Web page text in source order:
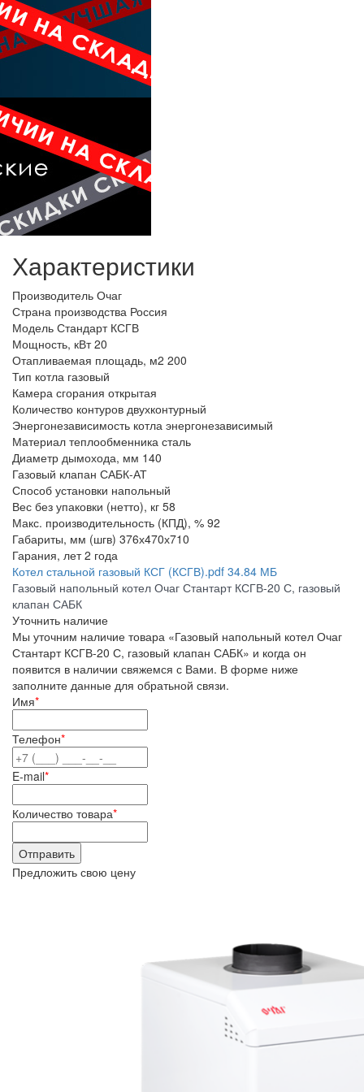
Характеристики
Производитель Очаг
Страна производства Россия
Модель Стандарт КСГВ
Мощность, кВт 20
Отапливаемая площадь, м2 200
Тип котла газовый
Камера сгорания открытая
Количество контуров двухконтурный
Энергонезависимость котла энергонезависимый
Материал теплообменника сталь
Диаметр дымохода, мм 140
Газовый клапан САБК-АТ
Способ установки напольный
Вес без упаковки (нетто), кг 58
Макс. производительность (КПД), % 92
Габариты, мм (шгв) 376х470х710
Гарания, лет 2 года
Котел стальной газовый КСГ (КСГВ).pdf 34.84 МБ
Газовый напольный котел Очаг Стантарт КСГВ-20 С, газовый
клапан САБК
Уточнить наличие
Мы уточним наличие товара «Газовый напольный котел Очаг
Стантарт КСГВ-20 С, газовый клапан САБК» и когда он
появится в наличии свяжемся с Вами. В форме ниже
заполните данные для обратьной связи.
Имя*
Телефон*
E-mail*
Количество товара*
Предложить свою цену